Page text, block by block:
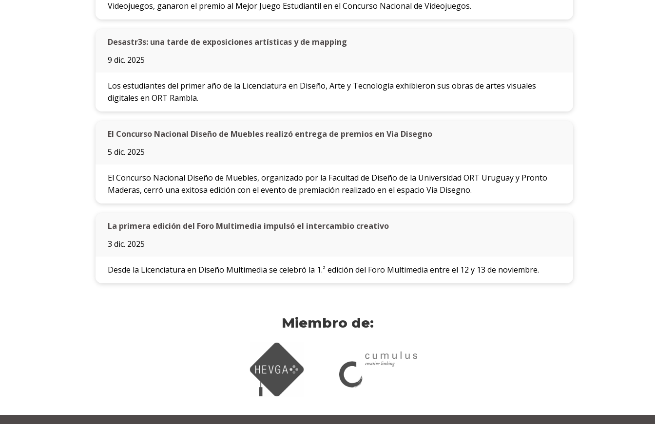
Videojuegos, ganaron el premio al Mejor Juego Estudiantil en el Concurso Nacional de Videojuegos.
Desastr3s: una tarde de exposiciones artísticas y de mapping
9 dic. 2025
Los estudiantes del primer año de la Licenciatura en Diseño, Arte y Tecnología exhibieron sus obras de artes visuales
digitales en ORT Rambla.
El Concurso Nacional Diseño de Muebles realizó entrega de premios en Via Disegno
5 dic. 2025
El Concurso Nacional Diseño de Muebles, organizado por la Facultad de Diseño de la Universidad ORT Uruguay y Pronto
Maderas, cerró una exitosa edición con el evento de premiación realizado en el espacio Via Disegno.
La primera edición del Foro Multimedia impulsó el intercambio creativo
3 dic. 2025
Desde la Licenciatura en Diseño Multimedia se celebró la 1.ª edición del Foro Multimedia entre el 12 y 13 de noviembre.
Miembro de: